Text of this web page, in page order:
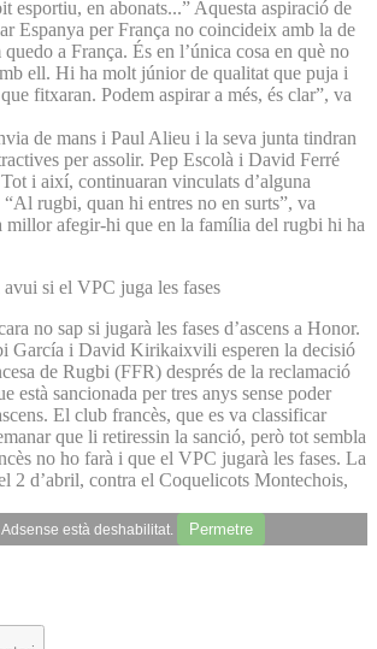
esportiu, en abonats...” Aquesta aspiració de
Espanya per França no coincideix amb la de
a França. És en l’única cosa en què no
ell. Hi ha molt júnior de qualitat que puja i
fitxaran. Podem aspirar a més, és clar”, va
de mans i Paul Alieu i la seva junta tindran
per assolir. Pep Escolà i David Ferré
i així, continuaran vinculats d’alguna
rugbi, quan hi entres no en surts”, va
millor afegir-hi que en la família del rugbi hi ha
si el VPC juga les fases
no sap si jugarà les fases d’ascens a Honor.
García i David Kirikaixvili esperen la decisió
de Rugbi (FFR) després de la reclamació
està sancionada per tres anys sense poder
El club francès, que es va classificar
que li retiressin la sanció, però tot sembla
no ho farà i que el VPC jugarà les fases. La
2 d’abril, contra el Coquelicots Montechois,
està deshabilitat. Permetre